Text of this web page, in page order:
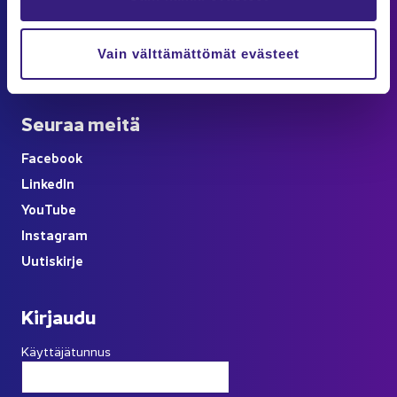
Vain välttämättömät evästeet
Ka­na­va
Kes­kus­te­lu
Seu­raa meitä
Face­book
Lin­ke­dIn
YouTube
Ins­ta­gram
Uu­tis­kir­je
Kir­jau­du
Käyttäjätunnus